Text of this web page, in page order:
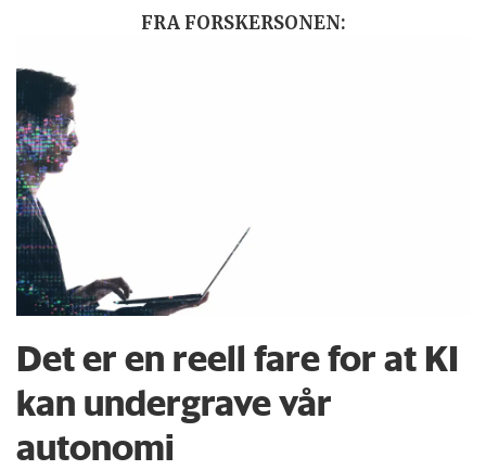
FRA FORSKERSONEN:
Det er en reell fare for at KI
kan undergrave vår
autonomi